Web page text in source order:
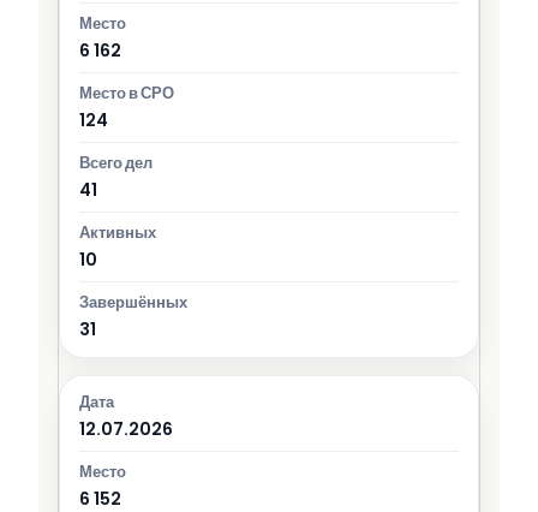
6 162
124
41
10
31
12.07.2026
6 152